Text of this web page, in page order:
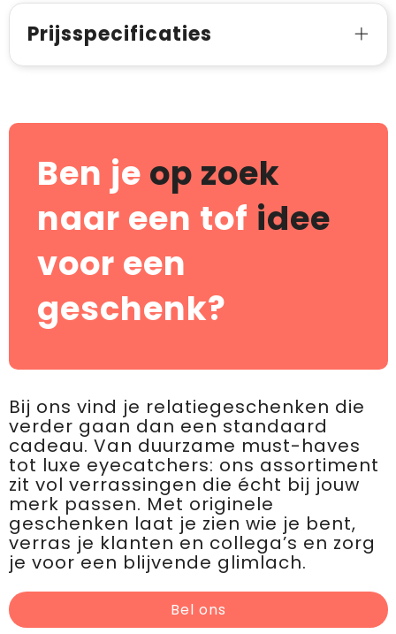
Prijsspecificaties
Ben je op zoek
naar een tof idee
voor een
geschenk?
Bij ons vind je relatiegeschenken die
verder gaan dan een standaard
cadeau. Van duurzame must-haves
tot luxe eyecatchers: ons assortiment
zit vol verrassingen die écht bij jouw
merk passen. Met originele
geschenken laat je zien wie je bent,
verras je klanten en collega’s en zorg
je voor een blijvende glimlach.
Bel ons